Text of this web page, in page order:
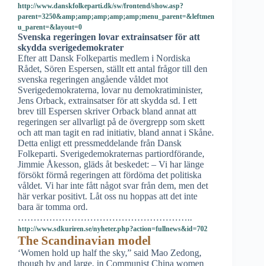
http://www.danskfolkeparti.dk/sw/frontend/show.asp?
parent=3250&amp;amp;amp;amp;amp;menu_parent=&leftmen
u_parent=&layout=0
Svenska regeringen lovar extrainsatser för att
skydda sverigedemokrater
Efter att Dansk Folkepartis medlem i Nordiska
Rådet, Sören Espersen, ställt ett antal frågor till den
svenska regeringen angående våldet mot
Sverigedemokraterna, lovar nu demokratiminister,
Jens Orback, extrainsatser för att skydda sd. I ett
brev till Espersen skriver Orback bland annat att
regeringen ser allvarligt på de övergrepp som skett
och att man tagit en rad initiativ, bland annat i Skåne.
Detta enligt ett pressmeddelande från Dansk
Folkeparti. Sverigedemokraternas partiordförande,
Jimmie Åkesson, gläds åt beskedet: – Vi har länge
försökt förmå regeringen att fördöma det politiska
våldet. Vi har inte fått något svar från dem, men det
här verkar positivt. Låt oss nu hoppas att det inte
bara är tomma ord.
………………………………………………..
http://www.sdkuriren.se/nyheter.php?action=fullnews&id=702
The Scandinavian model
‘Women hold up half the sky,” said Mao Zedong,
though by and large, in Communist China women